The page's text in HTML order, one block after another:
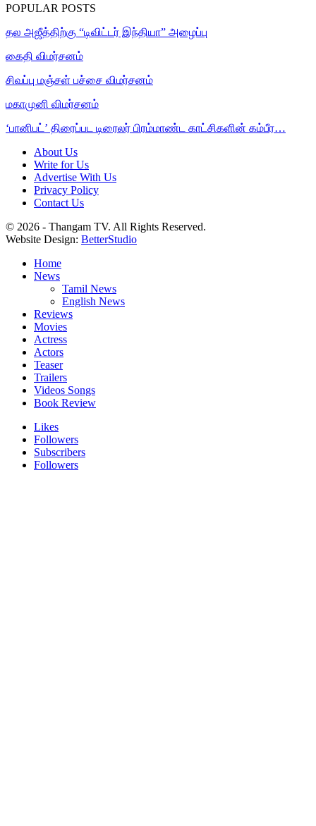
POPULAR POSTS
தல அஜீத்திற்கு “டிவிட்டர் இந்தியா” அழைப்பு
கைதி விமர்சனம்
சிவப்பு மஞ்சள் பச்சை விமர்சனம்
மகாமுனி விமர்சனம்
‘பானிபட்’ திரைப்பட டிரைலர் பிரம்மாண்ட காட்சிகளின் கம்பீர…
About Us
Write for Us
Advertise With Us
Privacy Policy
Contact Us
© 2026 - Thangam TV. All Rights Reserved.
Website Design: BetterStudio
Home
News
Tamil News
English News
Reviews
Movies
Actress
Actors
Teaser
Trailers
Videos Songs
Book Review
Likes
Followers
Subscribers
Followers